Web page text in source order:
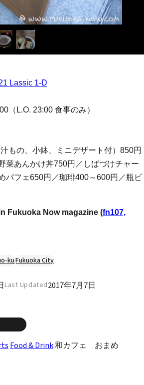
Lassic 1-D
（L.O. 23:00 食事のみ）
もの、小鉢、ミニデザート付）850円
菜あんかけ丼750円／しばづけチャー
パフェ650円／珈琲400～600円／瓶ビ
Fukuoka Now magazine (fn107,
kuFukuoka City
Last Updated2017年7月7日
Food & Drink和カフェ おまめ